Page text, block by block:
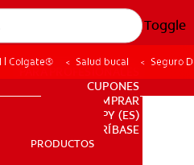
Toggle
PRODUCTOS
PARA PROFESIONALES
CUPONES
DONDE COMPRAR
PY (ES)
SUSCRÍBASE
PRODUCTOS
| Colgate® Salud bucal Seguro